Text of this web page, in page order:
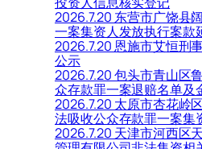
2026.7.20 东营市广饶县
一案集资人发放执行案款
2026.7.20 恩施市艾恒刑
公示
2026.7.20 包头市青山区
众存款罪一案退赔名单及
2026.7.20 太原市杏花岭
法吸收公众存款罪一案集
2026.7.20 天津市河西区